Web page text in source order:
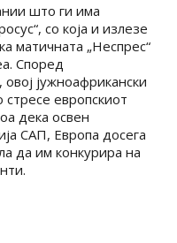
што ги има
со која и излезе
матичната „Неспрес“
Според
јужноафрикански
стресе европскиот
дека освен
САП, Европа досега
да им конкурира на